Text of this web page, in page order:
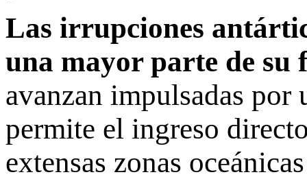
Las irrupciones
una mayor parte de
avanzan impulsadas
permite el ingreso
extensas zonas